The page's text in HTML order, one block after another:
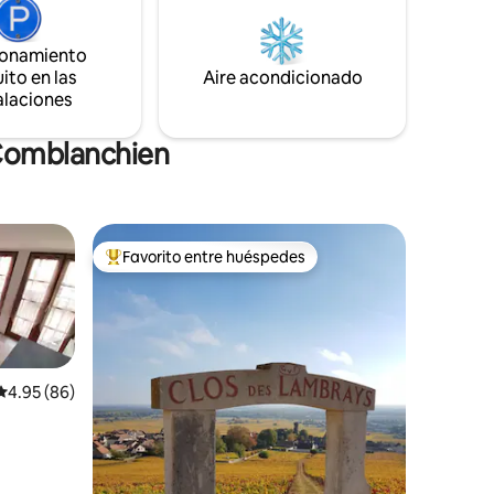
en las
Aire acondicionado
promedio: 4.95 de 5, 86 reseñas
4.95 (86)
Favorito entre huéspedes preferido
Favorito entre huéspedes